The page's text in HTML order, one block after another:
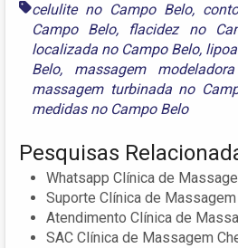
celulite no Campo Belo,
Campo Belo, flacidez no
localizada no Campo Belo,
Belo, massagem
massagem turbinada no
medidas no Campo Belo
Pesquisas
Whatsapp Clínica de
Suporte Clínica de Massagem
Atendimento Clínica de
SAC Clínica de Massagem